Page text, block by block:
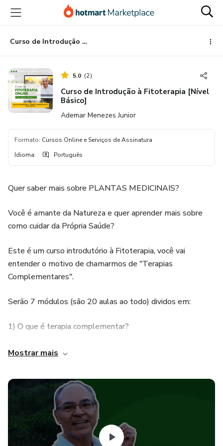
para
conteúdo
principal
para
pagamento
para
rodapé
Curso de Introdução à Fitoterapia [Nível Básico]
5.0 (2)
Curso de Introdução à Fitoterapia [Nível
Básico]
Ademar Menezes Junior
Formato: Cursos Online e Serviços de Assinatura
Idioma: Português
Quer saber mais sobre PLANTAS MEDICINAIS?
Você é amante da Natureza e quer aprender mais sobre
como cuidar da Própria Saúde?
Este é um curso introdutório à Fitoterapia, você vai
entender o motivo de chamarmos de "Terapias
Complementares".
Serão 7 módulos (são 20 aulas ao todo) dividos em:
1) O que é terapia complementar?
2) Conhecendo as plantas medicinais (Sítio da Mata)
3) Medicinais em floração
4) Medicinais em frutificação
5) Medicinais em produção
Mostrar mais